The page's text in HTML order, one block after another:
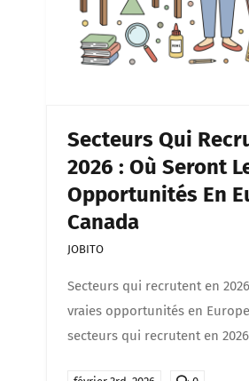
Secteurs Qui
2026 : Où Seront
Opportunités En
Canada
JOBITO
Secteurs qui recrutent en
vraies opportunités en
secteurs qui recrutent en 2026